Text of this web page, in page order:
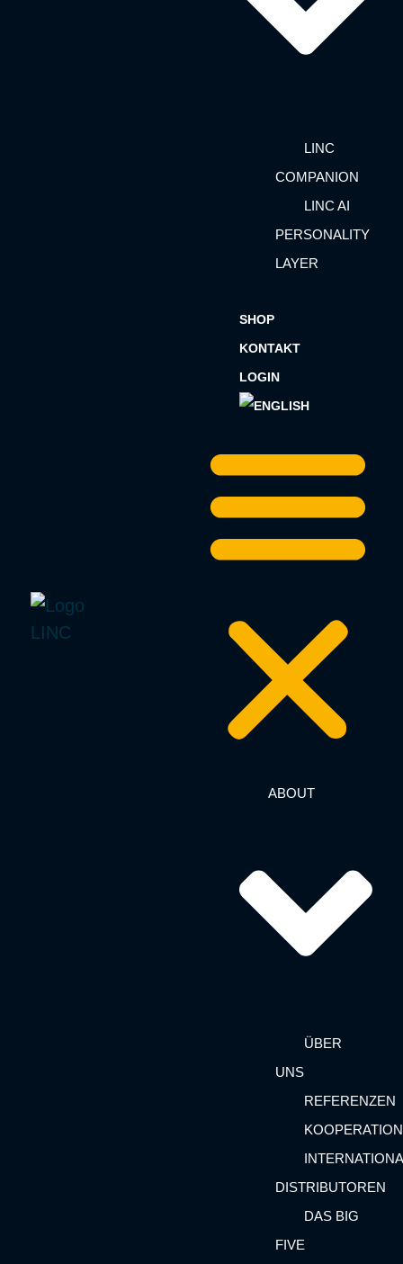
LINC
COMPANION
LINC AI
PERSONALITY
LAYER
SHOP
KONTAKT
LOGIN
ABOUT
ÜBER
UNS
REFERENZEN
DISTRIBUTOREN
DAS BIG
FIVE